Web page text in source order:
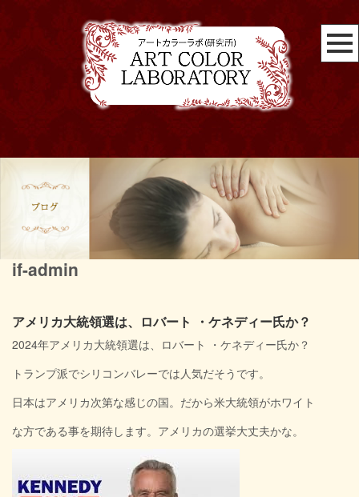
if-admin
アメリカ大統領選は、ロバート ・ケネディー氏か？
2024年アメリカ大統領選は、ロバート ・ケネディー氏か？
トランプ派でシリコンバレーでは人気だそうです。
日本はアメリカ次第な感じの国。だから米大統領がホワイト
な方である事を期待します。アメリカの選挙大丈夫かな。